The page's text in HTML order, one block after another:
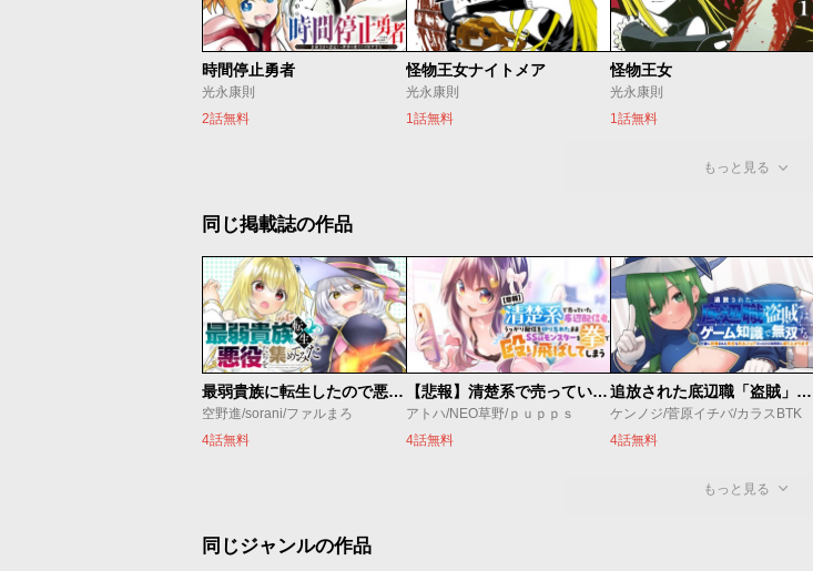
時間停止勇者
光永康則
2話無料
怪物王女ナイトメア
光永康則
1話無料
怪物王女
光永康則
1話無料
もっと見る
同じ掲載誌の作品
最弱貴族に転生したので悪役たちを集めてみた
空野進/sorani/ファルまろ
4話無料
【悲報】清楚系で売っていた底辺配信者、うっかり配信を切り忘れたままSS級モンスターを拳で殴り飛ばしてしまう
アトハ/NEO草野/ｐｕｐｐｓ
4話無料
追放された底辺職「盗賊」はゲーム知識で無双する。一緒に召喚された先生も外れジョブだったけど効率的に成り上がります
ケンノジ/菅原イチバ/カラスBTK
4話無料
もっと見る
同じジャンルの作品